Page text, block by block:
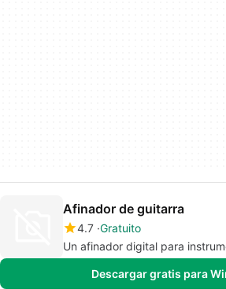
Afinador de guitarra
4.7 Gratuito
Un afinador digital para
Descargar gratis para